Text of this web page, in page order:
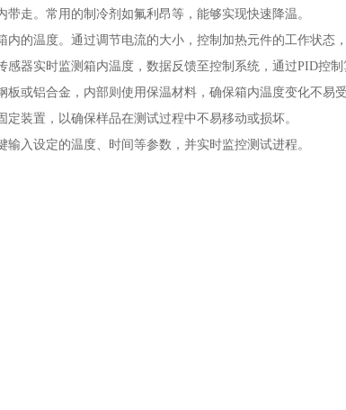
。常用的制冷剂如氟利昂等，能够实现快速降温。
温度。通过调节电流的大小，控制加热元件的工作状态，
实时监测箱内温度，数据反馈至控制系统，通过PID控制
铝合金，内部则使用保温材料，确保箱内温度变化不易受
装置，以确保样品在测试过程中不易移动或损坏。
设定的温度、时间等参数，并实时监控测试进程。